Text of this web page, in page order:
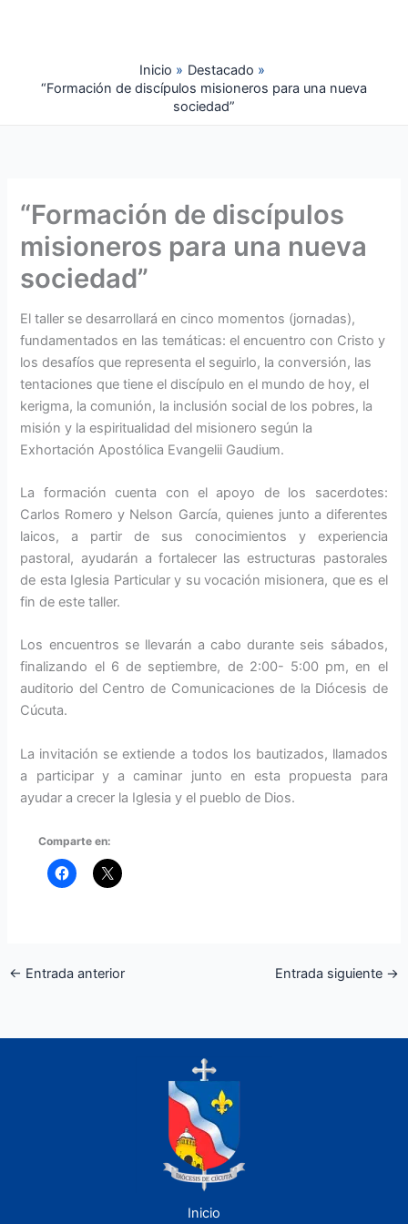
Inicio
Destacado
“Formación de discípulos misioneros para una nueva
sociedad”
“Formación de discípulos
misioneros para una nueva
sociedad”
El taller se desarrollará en cinco momentos (jornadas),
fundamentados en las temáticas: el encuentro con Cristo y
los desafíos que representa el seguirlo, la conversión, las
tentaciones que tiene el discípulo en el mundo de hoy, el
kerigma, la comunión, la inclusión social de los pobres, la
misión y la espiritualidad del misionero según la
Exhortación Apostólica Evangelii Gaudium.
La formación cuenta con el apoyo de los sacerdotes:
Carlos Romero y Nelson García, quienes junto a diferentes
laicos, a partir de sus conocimientos y experiencia
pastoral, ayudarán a fortalecer las estructuras pastorales
de esta Iglesia Particular y su vocación misionera, que es el
fin de este taller.
Los encuentros se llevarán a cabo durante seis sábados,
finalizando el 6 de septiembre, de 2:00- 5:00 pm, en el
auditorio del Centro de Comunicaciones de la Diócesis de
Cúcuta.
La invitación se extiende a todos los bautizados, llamados
a participar y a caminar junto en esta propuesta para
ayudar a crecer la Iglesia y el pueblo de Dios.
Comparte en:
← Entrada anterior Entrada siguiente →
Inicio